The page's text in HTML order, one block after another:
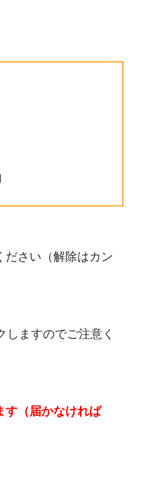
ださい（解除はカン
ますのでご注意く
す（届かなければ